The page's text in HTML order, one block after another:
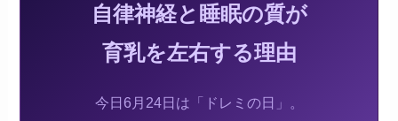
自律神経と睡眠の質が
育乳を左右する理由
今日6月24日は「ドレミの日」。